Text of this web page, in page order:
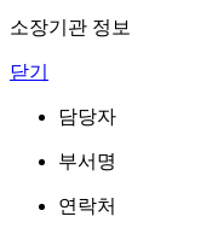
소장기관 정보
닫기
담당자
부서명
연락처